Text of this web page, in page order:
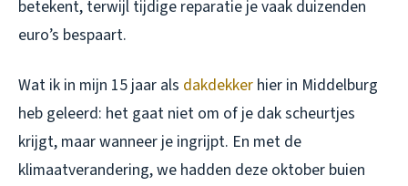
betekent, terwijl tijdige reparatie je vaak duizenden
euro’s bespaart.
Wat ik in mijn 15 jaar als dakdekker hier in Middelburg
heb geleerd: het gaat niet om of je dak scheurtjes
krijgt, maar wanneer je ingrijpt. En met de
klimaatverandering, we hadden deze oktober buien